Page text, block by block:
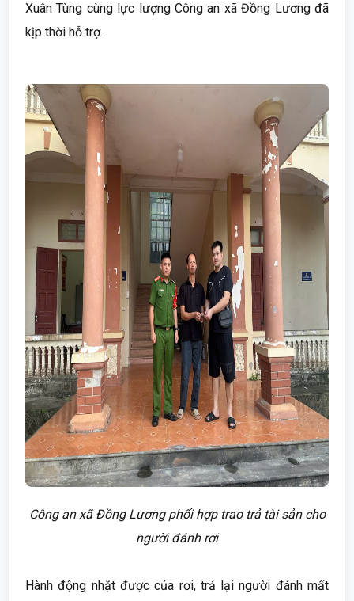
Xuân Tùng cùng lực lượng Công an xã Đồng Lương đã
kịp thời hỗ trợ.
Công an xã Đồng Lương phối hợp trao trả tài sản cho
người đánh rơi
Hành động nhặt được của rơi, trả lại người đánh mất